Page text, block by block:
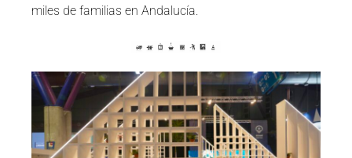
miles de familias en Andalucía.